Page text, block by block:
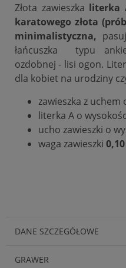
Złota zawieszka literka
karatowego złota
minimalistyczna,
łańcuszka typu
ozdobnej - lisi ogon.
dla kobiet na urodziny
zawieszka z uchem
literka A o
ucho zawieszki o
waga zawieszki
DANE SZCZEGÓŁOWE
GRAWER